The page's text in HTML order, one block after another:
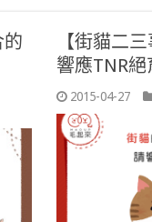
的
【街貓二
響應TNR絕
2015-04-27